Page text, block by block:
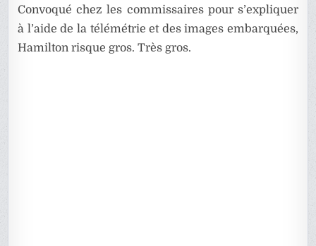
Convoqué chez les commissaires pour s’expliquer
à l’aide de la télémétrie et des images embarquées,
Hamilton risque gros. Très gros.